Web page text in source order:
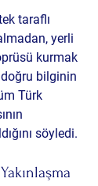
taraflı
yerli
kurmak
bilginin
Türk
söyledi.